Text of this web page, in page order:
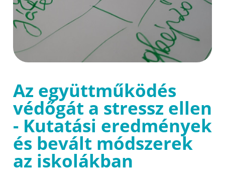
Az együttműködés
védőgát a stressz ellen
- Kutatási eredmények
és bevált módszerek
az iskolákban